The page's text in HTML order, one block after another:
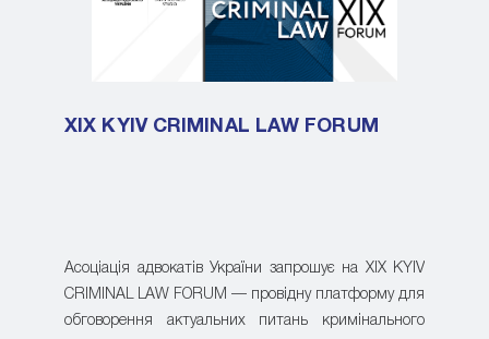
XIX KYIV CRIMINAL LAW FORUM
Асоціація адвокатів України запрошує на XIX KYIV
CRIMINAL LAW FORUM — провідну платформу для
обговорення актуальних питань кримінального